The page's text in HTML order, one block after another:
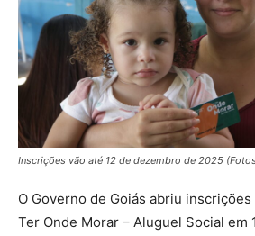
Inscrições vão até 12 de dezembro de 2025
O Governo de Goiás abriu
Ter Onde Morar – Aluguel Social em